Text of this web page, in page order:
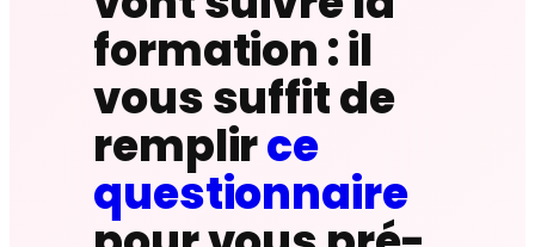
formation : il
vous suffit de
remplirce
questionnaire